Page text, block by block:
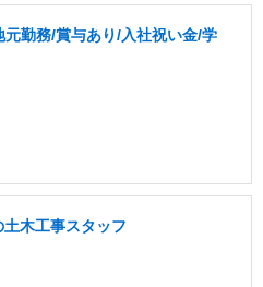
勤務/賞与あり/入社祝い金/学
木工事スタッフ